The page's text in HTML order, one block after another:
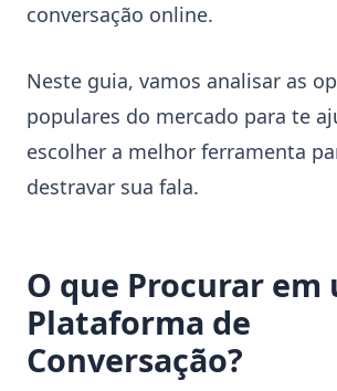
conversação online.
Neste guia, vamos analisar as
populares do mercado para te
escolher a melhor ferramenta
destravar sua fala.
O que Procurar em
Plataforma de
Conversação?